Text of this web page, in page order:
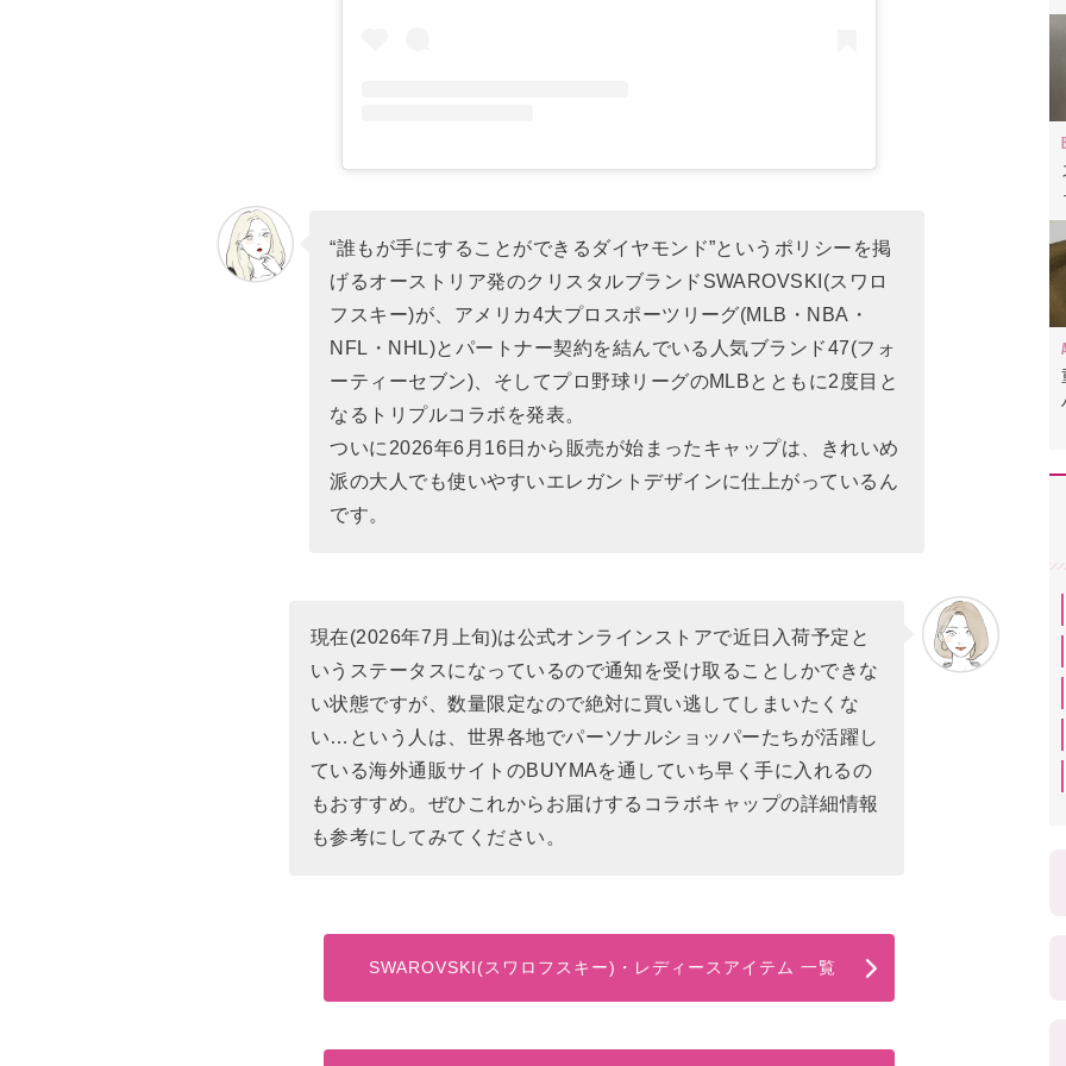
“誰もが手にすることができるダイヤモンド”というポリシーを掲
げるオーストリア発のクリスタルブランドSWAROVSKI(スワロ
フスキー)が、アメリカ4大プロスポーツリーグ(MLB・NBA・
NFL・NHL)とパートナー契約を結んでいる人気ブランド47(フォ
ーティーセブン)、そしてプロ野球リーグのMLBとともに2度目と
なるトリプルコラボを発表。
ついに2026年6月16日から販売が始まったキャップは、きれいめ
派の大人でも使いやすいエレガントデザインに仕上がっているん
です。
現在(2026年7月上旬)は公式オンラインストアで近日入荷予定と
いうステータスになっているので通知を受け取ることしかできな
い状態ですが、数量限定なので絶対に買い逃してしまいたくな
い…という人は、世界各地でパーソナルショッパーたちが活躍し
ている海外通販サイトのBUYMAを通していち早く手に入れるの
もおすすめ。ぜひこれからお届けするコラボキャップの詳細情報
も参考にしてみてください。
SWAROVSKI(スワロフスキー)・レディースアイテム 一覧